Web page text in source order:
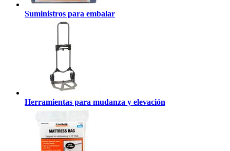
Suministros para embalar
Herramientas para mudanza y elevación